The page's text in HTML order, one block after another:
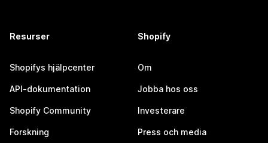
Resurser
Shopifys hjälpcenter
API-dokumentation
Shopify Community
Forskning
Shopify
Om
Jobba hos oss
Investerare
Press och media